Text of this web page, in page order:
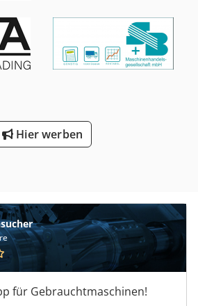
Hier werben
für Gebrauchtmaschinen!